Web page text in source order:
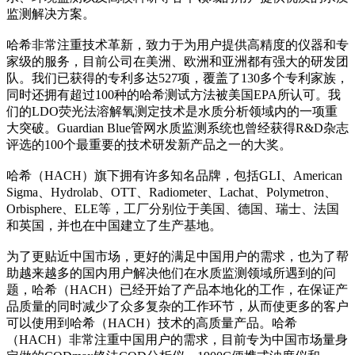
监测解决方案。
哈希非常注重技术革新，致力于为用户提供高精度的仪器和专
家级的服务，目前公司在美洲、欧洲和亚洲都有强大的研发团
队。我们已获得的专利多达527项，覆盖了130多个专利家族，
同时还拥有超过100种的哈希测试方法被美国EPA所认可。我
们的LDO荧光法溶解氧测定技术是水质分析领域内的一项重
大突破。Guardian Blue管网水质监测系统也曾经获得R&D杂志
评选的100个最重要的技术研发新产品之一的大奖。
哈希（HACH）旗下拥有许多知名品牌，包括GLI、American
Sigma、Hydrolab、OTT、Radiometer、Lachat、Polymetron、
Orbisphere、ELE等，工厂分别位于美国、德国、瑞士、法国
和英国，并也在中国建立了生产基地。
为了更贴近中国市场，更好的满足中国用户的需求，也为了帮
助越来越多的国内用户解决他们在水质监测领域所遇到的问
题，哈希（HACH）已经开始了产品本地化的工作，在保证产
品质量的同时减少了众多复杂的工作环节，从而使更多的客户
可以使用到哈希（HACH）技术的高质量产品。哈希
（HACH）非常注重中国用户的需求，目前专为中国市场量身